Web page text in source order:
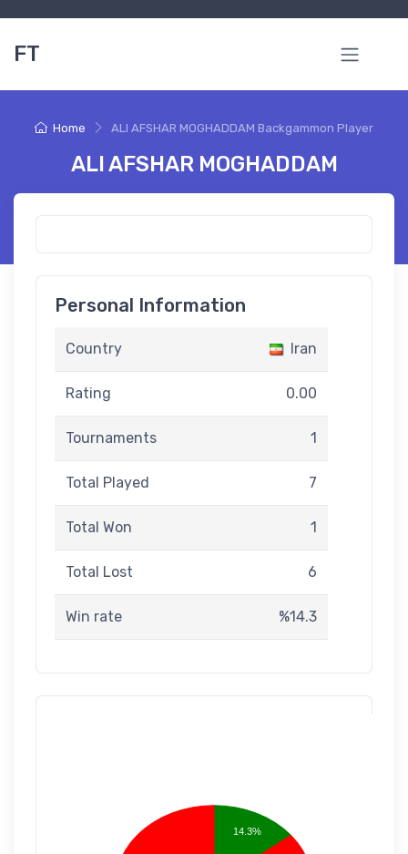
FT
Home ALI AFSHAR MOGHADDAM Backgammon Player
ALI AFSHAR MOGHADDAM
Personal Information
Country Iran
Rating 0.00
Tournaments 1
Total Played 7
Total Won 1
Total Lost 6
Win rate %14.3
14.3%